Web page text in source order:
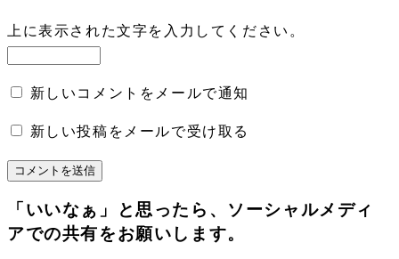
上に表示された文字を入力してください。
新しいコメントをメールで通知
新しい投稿をメールで受け取る
「いいなぁ」と思ったら、ソーシャルメディ
アでの共有をお願いします。